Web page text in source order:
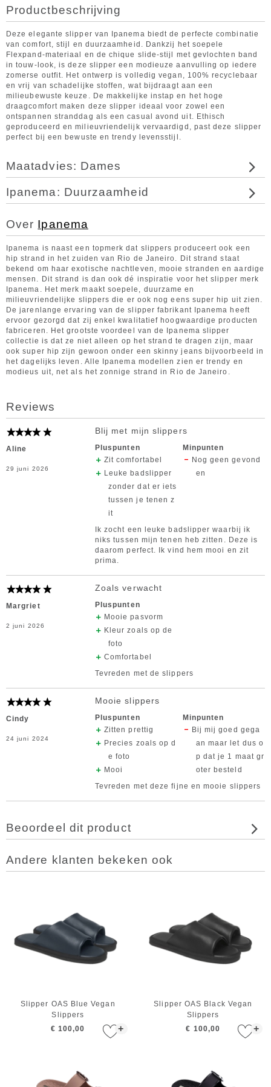
Productbeschrijving
Deze elegante slipper van Ipanema biedt de perfecte combinatie
van comfort, stijl en duurzaamheid. Dankzij het soepele
Flexpand-materiaal en de chique slide-stijl met gevlochten band
in touw-look, is deze slipper een modieuze aanvulling op iedere
zomerse outfit. Het ontwerp is volledig vegan, 100% recyclebaar
en vrij van schadelijke stoffen, wat bijdraagt aan een
milieubewuste keuze. De makkelijke instap en het hoge
draagcomfort maken deze slipper ideaal voor zowel een
ontspannen stranddag als een casual avond uit. Ethisch
geproduceerd en milieuvriendelijk vervaardigd, past deze slipper
perfect bij een bewuste en trendy levensstijl.
Maatadvies: Dames
Ipanema: Duurzaamheid
Over Ipanema
Ipanema is naast een topmerk dat slippers produceert ook een
hip strand in het zuiden van Rio de Janeiro. Dit strand staat
bekend om haar exotische nachtleven, mooie stranden en aardige
mensen. Dit strand is dan ook dé inspiratie voor het slipper merk
Ipanema. Het merk maakt soepele, duurzame en
milieuvriendelijke slippers die er ook nog eens super hip uit zien.
De jarenlange ervaring van de slipper fabrikant Ipanema heeft
ervoor gezorgd dat zij enkel kwalitatief hoogwaardige producten
fabriceren. Het grootste voordeel van de Ipanema slipper
collectie is dat ze niet alleen op het strand te dragen zijn, maar
ook super hip zijn gewoon onder een skinny jeans bijvoorbeeld in
het dagelijks leven. Alle Ipanema modellen zien er trendy en
modieus uit, net als het zonnige strand in Rio de Janeiro.
Reviews
Aline
29 juni 2026
Blij met mijn slippers
Pluspunten
Zit comfortabel
Leuke badslipper
zonder dat er iets
tussen je tenen z
it
Minpunten
Nog geen gevond
en
Ik zocht een leuke badslipper waarbij ik
niks tussen mijn tenen heb zitten. Deze is
daarom perfect. Ik vind hem mooi en zit
prima.
Margriet
2 juni 2026
Zoals verwacht
Pluspunten
Mooie pasvorm
Kleur zoals op de
foto
Comfortabel
Tevreden met de slippers
Cindy
24 juni 2024
Mooie slippers
Pluspunten
Zitten prettig
Precies zoals op d
e foto
Mooi
Minpunten
Bij mij goed gega
an maar let dus o
p dat je 1 maat gr
oter besteld
Tevreden met deze fijne en mooie slippers
Beoordeel dit product
Andere klanten bekeken ook
+
Slipper OAS Blue Vegan
Slippers
€ 100,00
+
Slipper OAS Black Vegan
Slippers
€ 100,00